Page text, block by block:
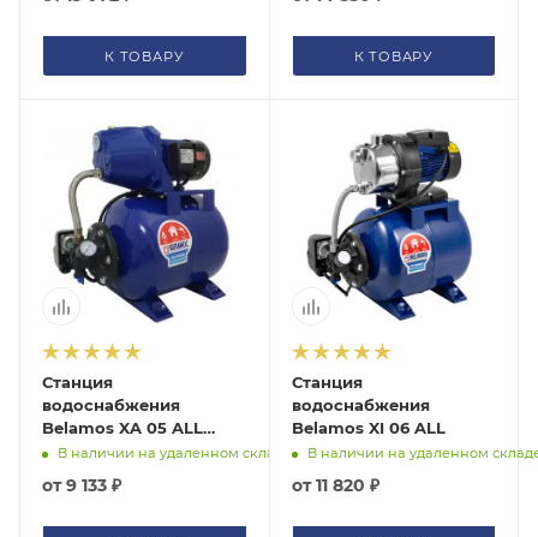
К ТОВАРУ К ТОВАРУ
Станция
водоснабжения
Belamos XA 05 ALL
XA05ALLБK
В наличии на удаленном складе
от9 133 ₽
Станция
водоснабжения
Belamos XI 06 ALL
В наличии на удаленном
от11 820 ₽